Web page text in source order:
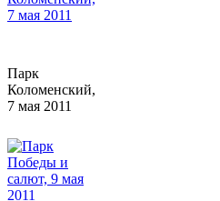
Парк
Коломенский,
7 мая 2011